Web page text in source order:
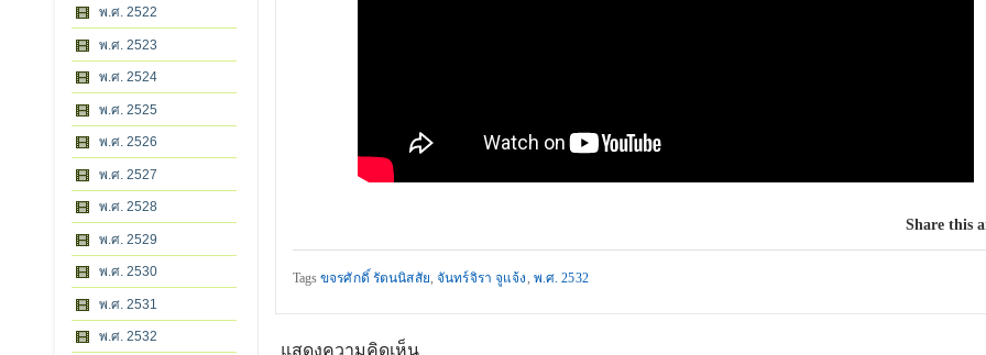
พ.ศ. 2522
พ.ศ. 2523
พ.ศ. 2524
พ.ศ. 2525
พ.ศ. 2526
พ.ศ. 2527
พ.ศ. 2528
พ.ศ. 2529
พ.ศ. 2530
พ.ศ. 2531
พ.ศ. 2532
Share this
Tagsขจรศักดิ์ รัตนนิสสัย,จันทร์จิรา จูแจ้ง, พ.ศ. 2532
แสดงความคิดเห็น